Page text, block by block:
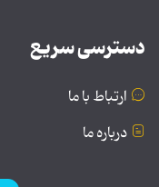
دسترسی سریع
ارتباط با ما
درباره ما